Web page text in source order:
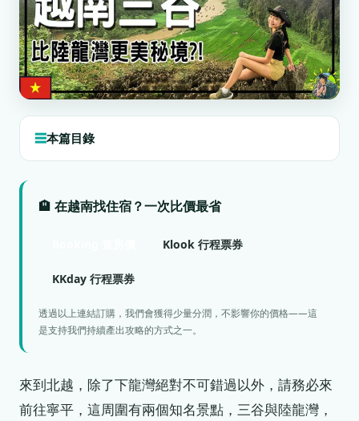
本篇目錄
🏨 在越南找住宿？一次比價最省
Klook 行程票券
KKday 行程票券
透過以上連結訂購，我們會獲得少量分潤，不影響你的價格——這
是支持我們持續產出攻略的方式之一。
來到北越，除了下龍灣絕對不可錯過以外，請務必來
前往寧平，這周圍有兩個知名景點，三谷與陸龍灣，